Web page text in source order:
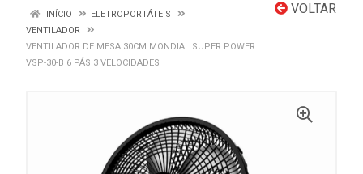
VOLTAR
INÍCIO
ELETROPORTÁTEIS
VENTILADOR
VENTILADOR DE MESA 30CM MONDIAL SUPER POWER
VSP-30-B 6 PÁS 3 VELOCIDADES